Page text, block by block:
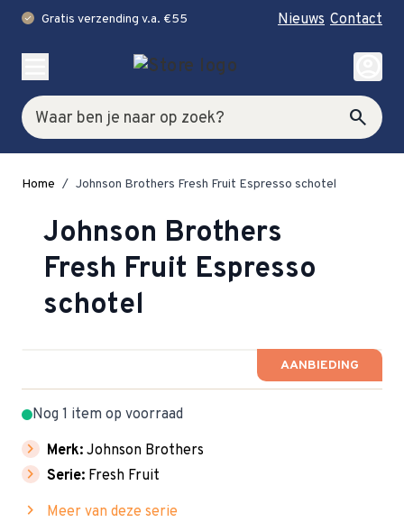
check Gratis verzending v.a. €55 Nieuws Contact
Zoek search
account_circle
Home / Johnson Brothers Fresh Fruit Espresso schotel
Johnson Brothers
Fresh Fruit Espresso
schotel
AANBIEDING
Nog 1 item op voorraad
chevron_right Merk: Johnson Brothers
chevron_right Serie: Fresh Fruit
chevron_right Meer van deze serie